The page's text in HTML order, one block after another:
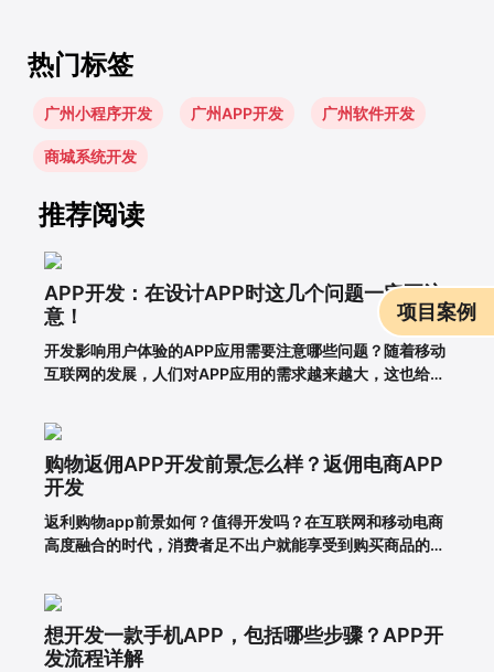
热门标签
广州小程序开发 广州APP开发 广州软件开发
商城系统开发
推荐阅读
APP开发：在设计APP时这几个问题一定要注
意！
开发影响用户体验的APP应用需要注意哪些问题？随着移动
互联网的发展，人们对APP应用的需求越来越大，这也给企
望从中获得更多的发展机会。当然，并不仅仅是开发APP应
用就能达到目的。前提一定是保证APP应用的优秀用户体
验。这样，在
购物返佣APP开发前景怎么样？返佣电商APP
开发
返利购物app前景如何？值得开发吗？在互联网和移动电商
高度融合的时代，消费者足不出户就能享受到购买商品的便
用户，许多企业和商家开始致力于返利购物app的建设。返
利购物app有什么优势？一、在网络上购买商品有哪些利
弊?对于消费者的
想开发一款手机APP，包括哪些步骤？APP开
发流程详解
项目案例